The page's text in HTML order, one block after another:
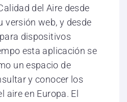
del Aire desde
versión web, y desde
dispositivos
esta aplicación se
un espacio de
y conocer los
aire en Europa. El